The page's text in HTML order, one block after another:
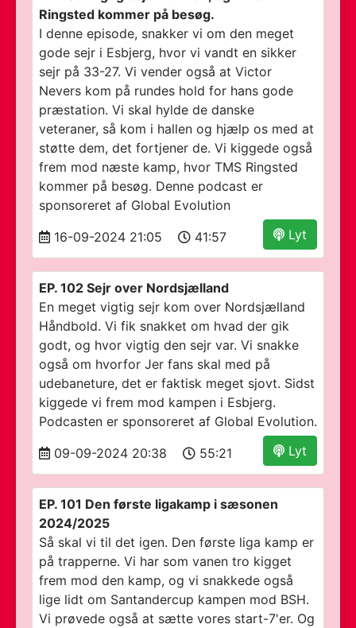
Ringsted kommer på besøg.
I denne episode, snakker vi om den meget
gode sejr i Esbjerg, hvor vi vandt en sikker
sejr på 33-27. Vi vender også at Victor
Nevers kom på rundes hold for hans gode
præstation. Vi skal hylde de danske
veteraner, så kom i hallen og hjælp os med at
støtte dem, det fortjener de. Vi kiggede også
frem mod næste kamp, hvor TMS Ringsted
kommer på besøg. Denne podcast er
sponsoreret af Global Evolution
Lyt
16-09-2024 21:05 41:57
EP. 102 Sejr over Nordsjælland
En meget vigtig sejr kom over Nordsjælland
Håndbold. Vi fik snakket om hvad der gik
godt, og hvor vigtig den sejr var. Vi snakke
også om hvorfor Jer fans skal med på
udebaneture, det er faktisk meget sjovt. Sidst
kiggede vi frem mod kampen i Esbjerg.
Podcasten er sponsoreret af Global Evolution.
Lyt
09-09-2024 20:38 55:21
EP. 101 Den første ligakamp i sæsonen
2024/2025
Så skal vi til det igen. Den første liga kamp er
på trapperne. Vi har som vanen tro kigget
frem mod den kamp, og vi snakkede også
lige lidt om Santandercup kampen mod BSH.
Vi prøvede også at sætte vores start-7'er. Og